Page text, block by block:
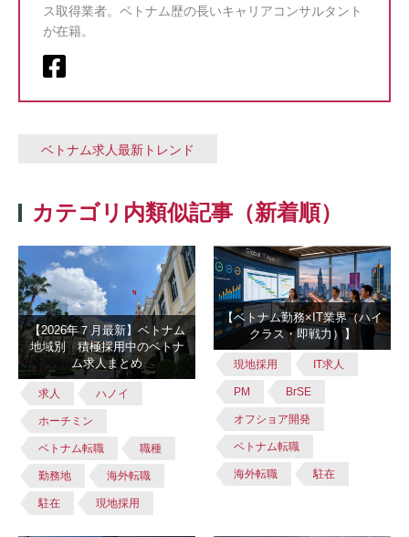
ス取得業者。ベトナム歴の長いキャリアコンサルタント
が在籍。
ベトナム求人最新トレンド
カテゴリ内類似記事（新着順）
【2026年７月最新】ベトナム
地域別 積極採用中のベトナ
ム求人まとめ
求人 ハノイ
ホーチミン
ベトナム転職 職種
勤務地 海外転職
駐在 現地採用
【ベトナム勤務×IT業界（ハイ
クラス・即戦力）】
現地採用 IT求人
PM BrSE
オフショア開発
ベトナム転職
海外転職 駐在